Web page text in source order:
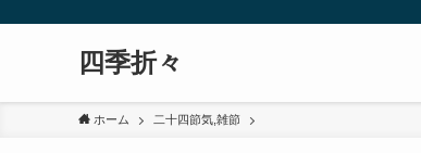
四季折々
ホーム 二十四節気,雑節